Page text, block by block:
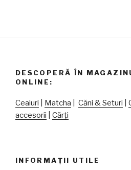
DESCOPERĂ ÎN
ONLINE:
Ceaiuri Matcha Căni & Seturi
accesorii
Cărți
INFORMAȚII UTILE